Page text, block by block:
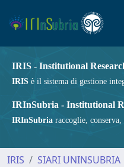
IRIS - Institutional
IRIS è il sistema di gestione
IRInSubria - Institutional
IRInSubria raccoglie,
IRIS SIARI UNINSUBRIA